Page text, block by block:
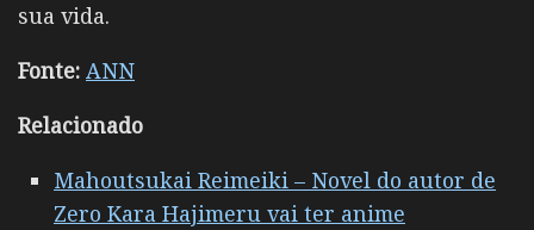
sua vida.
Fonte: ANN
Relacionado
Mahoutsukai Reimeiki – Novel do autor de
Zero Kara Hajimeru vai ter anime